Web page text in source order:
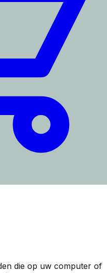
die op uw computer of